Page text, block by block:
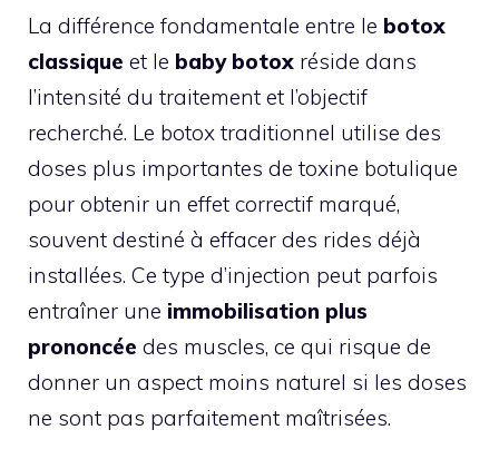
La différence fondamentale entre le botox
classique et le baby botox réside dans
l’intensité du traitement et l’objectif
recherché. Le botox traditionnel utilise des
doses plus importantes de toxine botulique
pour obtenir un effet correctif marqué,
souvent destiné à effacer des rides déjà
installées. Ce type d’injection peut parfois
entraîner une immobilisation plus
prononcée des muscles, ce qui risque de
donner un aspect moins naturel si les doses
ne sont pas parfaitement maîtrisées.